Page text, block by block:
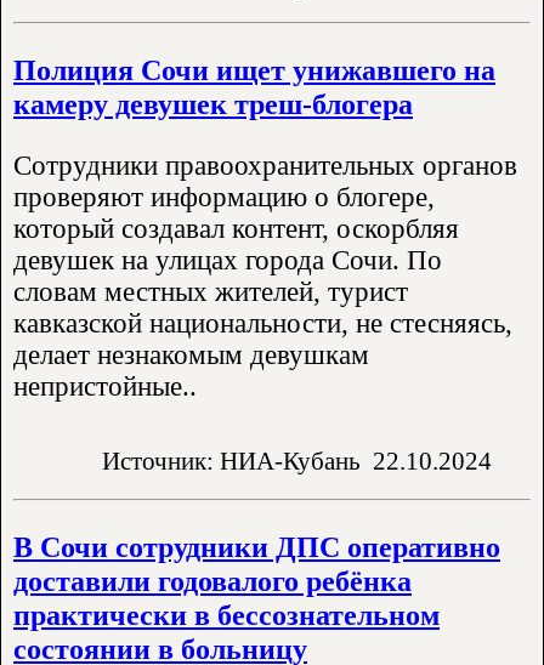
Полиция Сочи ищет унижавшего на
камеру девушек треш-блогера
Сотрудники правоохранительных органов
проверяют информацию о блогере,
который создавал контент, оскорбляя
девушек на улицах города Сочи. По
словам местных жителей, турист
кавказской национальности, не стесняясь,
делает незнакомым девушкам
непристойные..
Источник: НИА-Кубань 22.10.2024
В Сочи сотрудники ДПС оперативно
доставили годовалого ребёнка
практически в бессознательном
состоянии в больницу